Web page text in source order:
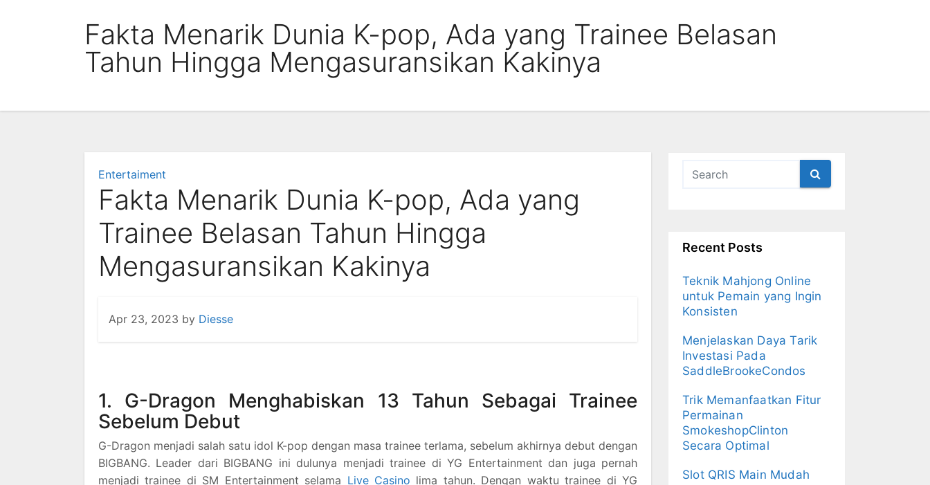
Fakta Menarik Dunia K-pop, Ada yang Trainee Belasan
Tahun Hingga Mengasuransikan Kakinya
Entertaiment
Fakta Menarik Dunia K-pop, Ada yang
Trainee Belasan Tahun Hingga
Mengasuransikan Kakinya
Apr 23, 2023 by Diesse
1. G-Dragon Menghabiskan 13 Tahun Sebagai Trainee
Sebelum Debut
G-Dragon menjadi salah satu idol K-pop dengan masa trainee terlama, sebelum akhirnya debut dengan
BIGBANG. Leader dari BIGBANG ini dulunya menjadi trainee di YG Entertainment dan juga pernah
menjadi trainee di SM Entertainment selama Live Casino lima tahun. Dengan waktu trainee di YG
Recent Posts
Teknik Mahjong Online
untuk Pemain yang Ingin
Konsisten
Menjelaskan Daya Tarik
Investasi Pada
SaddleBrookeCondos
Trik Memanfaatkan Fitur
Permainan
SmokeshopClinton
Secara Optimal
Slot QRIS Main Mudah